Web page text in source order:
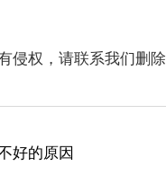
侵权，请联系我们删除
好的原因